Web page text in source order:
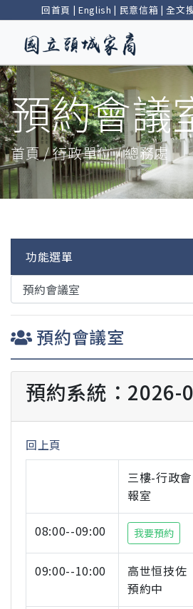
回首頁 | English | 民意信箱 |全文
預約會議
首頁 / 行政單位 / 總務處
功能選單
預約會議室
預約系統：2026-
回上頁
三樓-行政會
報室
08:00--09:00 我要預約
09:00--10:00
高世恒技佐
預約中